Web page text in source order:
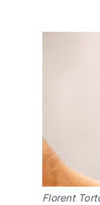
Florent